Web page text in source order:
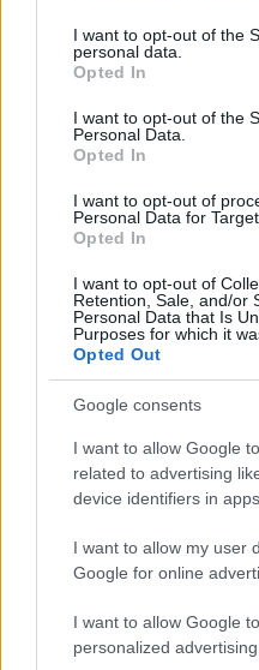
not limited to your visit or
grant or deny consent to
use your data for below
consent section.
I want to opt-out of the
personal data.
Opted In
I want to opt-out of the
Personal Data.
Opted In
I want to opt-out of
Personal Data for
Opted In
I want to opt-out of
Retention, Sale, and/or
Personal Data that Is
Purposes for which it
Opted Out
Google consents
I want to allow Google
related to advertising
device identifiers in apps.
I want to allow my user
Google for online
I want to allow Google
personalized advertising.
Meccs Center